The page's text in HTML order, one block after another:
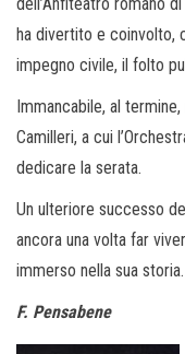
ha divertito e coinvolto,
impegno civile, il folto
Immancabile, al
Camilleri, a cui
dedicare la serata.
Un ulteriore successo
ancora una volta far
immerso nella sua storia.
F. Pensabene